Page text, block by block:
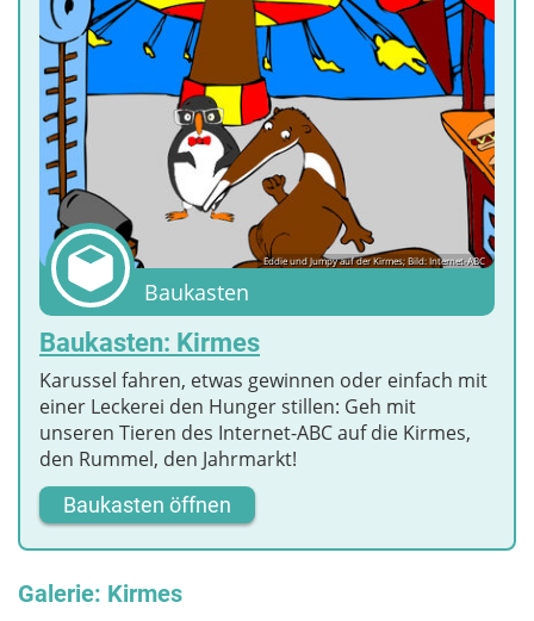
Eddie und Jumpy auf der Kirmes; Bild: Internet-ABC
Baukasten
Baukasten: Kirmes
Karussel fahren, etwas gewinnen oder einfach mit
einer Leckerei den Hunger stillen: Geh mit
unseren Tieren des Internet-ABC auf die Kirmes,
den Rummel, den Jahrmarkt!
Baukasten öffnen
Galerie: Kirmes